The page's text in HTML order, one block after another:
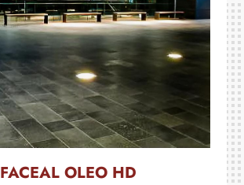
FACEAL OLEO HD